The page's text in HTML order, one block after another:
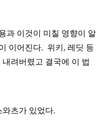
과 이것이 미칠 영향이 알
이어진다. 위키 , 레딧 등
내려버렸고 결국에 이 법
와츠가 있었다.